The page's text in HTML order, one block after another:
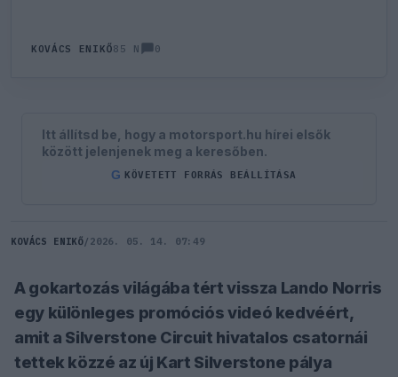
KOVÁCS ENIKŐ85 N 0
Itt állítsd be, hogy a motorsport.hu hírei elsők
között jelenjenek meg a keresőben.
G KÖVETETT FORRÁS BEÁLLÍTÁSA
KOVÁCS ENIKŐ/ 2026. 05. 14. 07:49
A gokartozás világába tért vissza Lando Norris
egy különleges promóciós videó kedvéért,
amit a Silverstone Circuit hivatalos csatornái
tettek közzé az új Kart Silverstone pálya